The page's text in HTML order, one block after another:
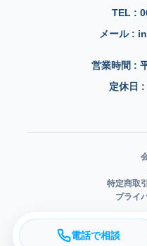
TEL :
メール :
営業時間 :
定休日 :
特定商取
プライ
電話で相談